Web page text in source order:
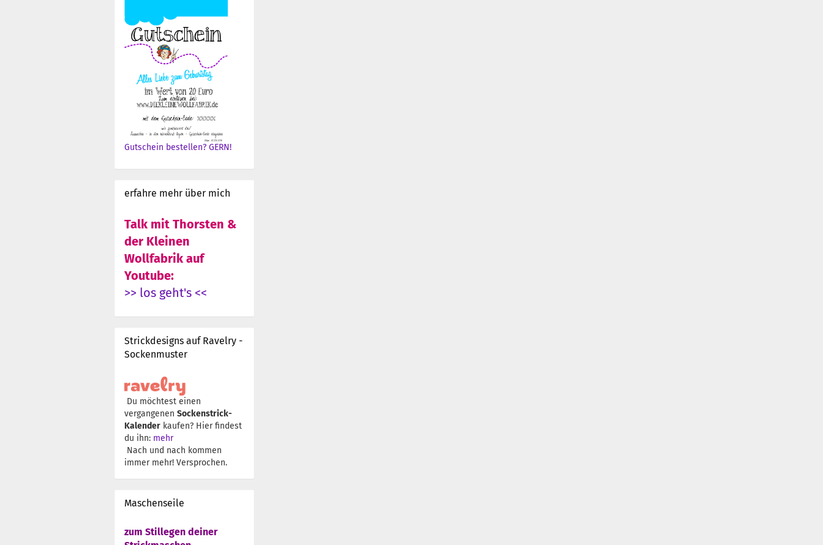
Gutschein bestellen? GERN!
erfahre mehr über mich
Talk mit Thorsten &
der Kleinen
Wollfabrik auf
Youtube:
>> los geht's <<
Strickdesigns auf Ravelry -
Sockenmuster
Du möchtest einen
vergangenen Sockenstrick-
Kalender kaufen? Hier findest
du ihn: mehr
Nach und nach kommen
immer mehr! Versprochen.
Maschenseile
zum Stillegen deiner